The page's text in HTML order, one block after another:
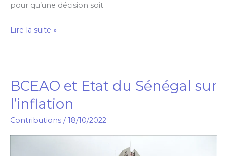
pour qu’une décision soit
Lire la suite »
BCEAO et Etat du Sénégal sur
l’inflation
Contributions /18/10/2022
BCEAO
et
Etat
du
Sénégal